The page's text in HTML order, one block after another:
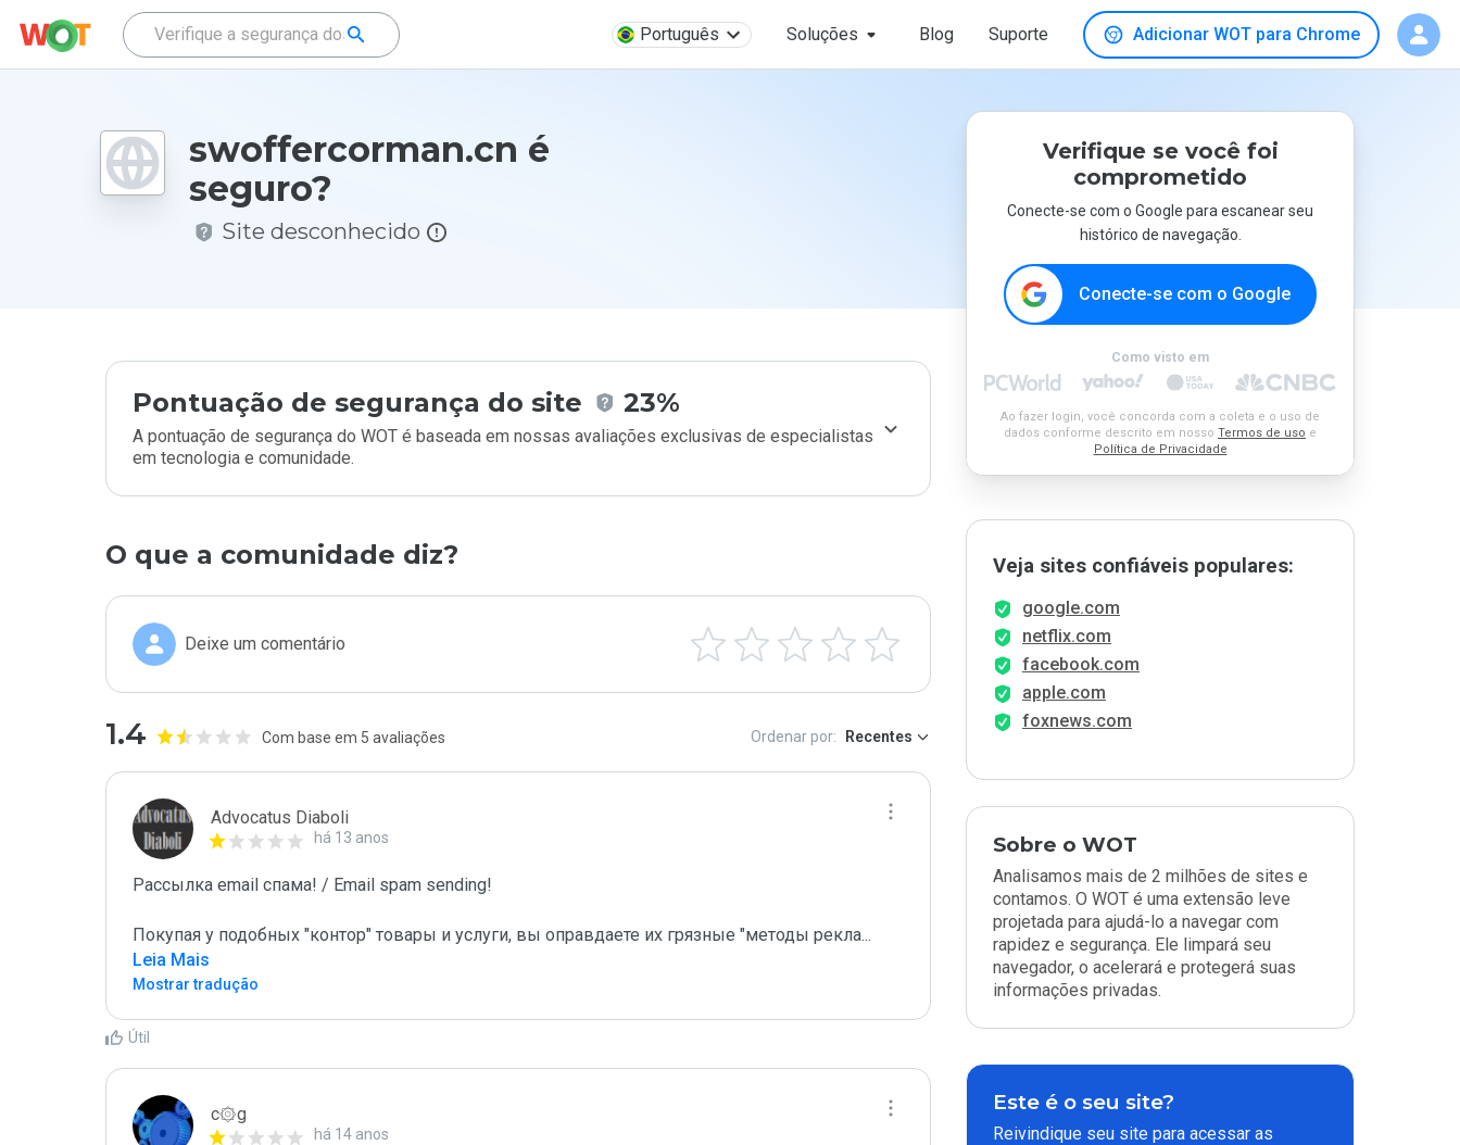
Português Soluções Blog Suporte Adicionar WOT para Chrome
swoffercorman.cn é
seguro?
Site desconhecido
Pontuação de segurança do site 23%
A pontuação de segurança do WOT é baseada em nossas avaliações exclusivas de especialistas
em tecnologia e comunidade.
O que a comunidade diz?
Deixe um comentário
1.4 Com base em 5 avaliações Ordenar por: Recentes
Advocatus Diaboli
há 13 anos
Рассылка email спама! / Email spam sending!
Покупая у подобных "контор" товары и услуги, вы оправдаете их грязные "методы рекла...
Leia Mais
Mostrar tradução
Útil
c۞g
há 14 anos
Verifique se você foi
comprometido
Conecte-se com o Google para escanear seu
histórico de navegação.
Conecte-se com o Google
Como visto em
Ao fazer login, você concorda com a coleta e o uso de
dados conforme descrito em nosso Termos de uso e
Política de Privacidade
Veja sites confiáveis populares:
google.com
netflix.com
facebook.com
apple.com
foxnews.com
Sobre o WOT
Analisamos mais de 2 milhões de sites e
contamos. O WOT é uma extensão leve
projetada para ajudá-lo a navegar com
rapidez e segurança. Ele limpará seu
navegador, o acelerará e protegerá suas
informações privadas.
Este é o seu site?
Reivindique seu site para acessar as